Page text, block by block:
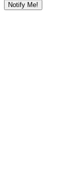
Notify Me!